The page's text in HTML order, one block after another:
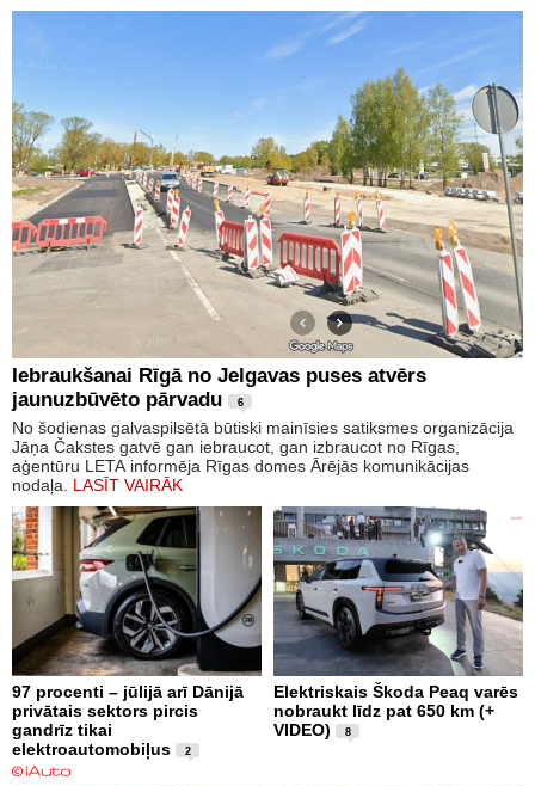
Iebraukšanai Rīgā no Jelgavas puses atvērs
jaunuzbūvēto pārvadu
6
No šodienas galvaspilsētā būtiski mainīsies satiksmes organizācija
Jāņa Čakstes gatvē gan iebraucot, gan izbraucot no Rīgas,
aģentūru LETA informēja Rīgas domes Ārējās komunikācijas
nodaļa. LASĪT VAIRĀK
97 procenti – jūlijā arī Dānijā
privātais sektors pircis
gandrīz tikai
elektroautomobiļus
2
Elektriskais Škoda Peaq varēs
nobraukt līdz pat 650 km (+
VIDEO)
8